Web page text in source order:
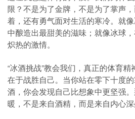
限？不是为了金牌，不是为了掌声
着，还有勇气面对生活的寒冷。就
中酿造出最甜美的滋味；就像冰球
炽热的激情。
“冰酒挑战”教会我们，真正的体育
在于战胜自己。当你站在零下十度
酒，你会发现自己比想象中更坚强
暖，不是来自酒精，而是来自内心深